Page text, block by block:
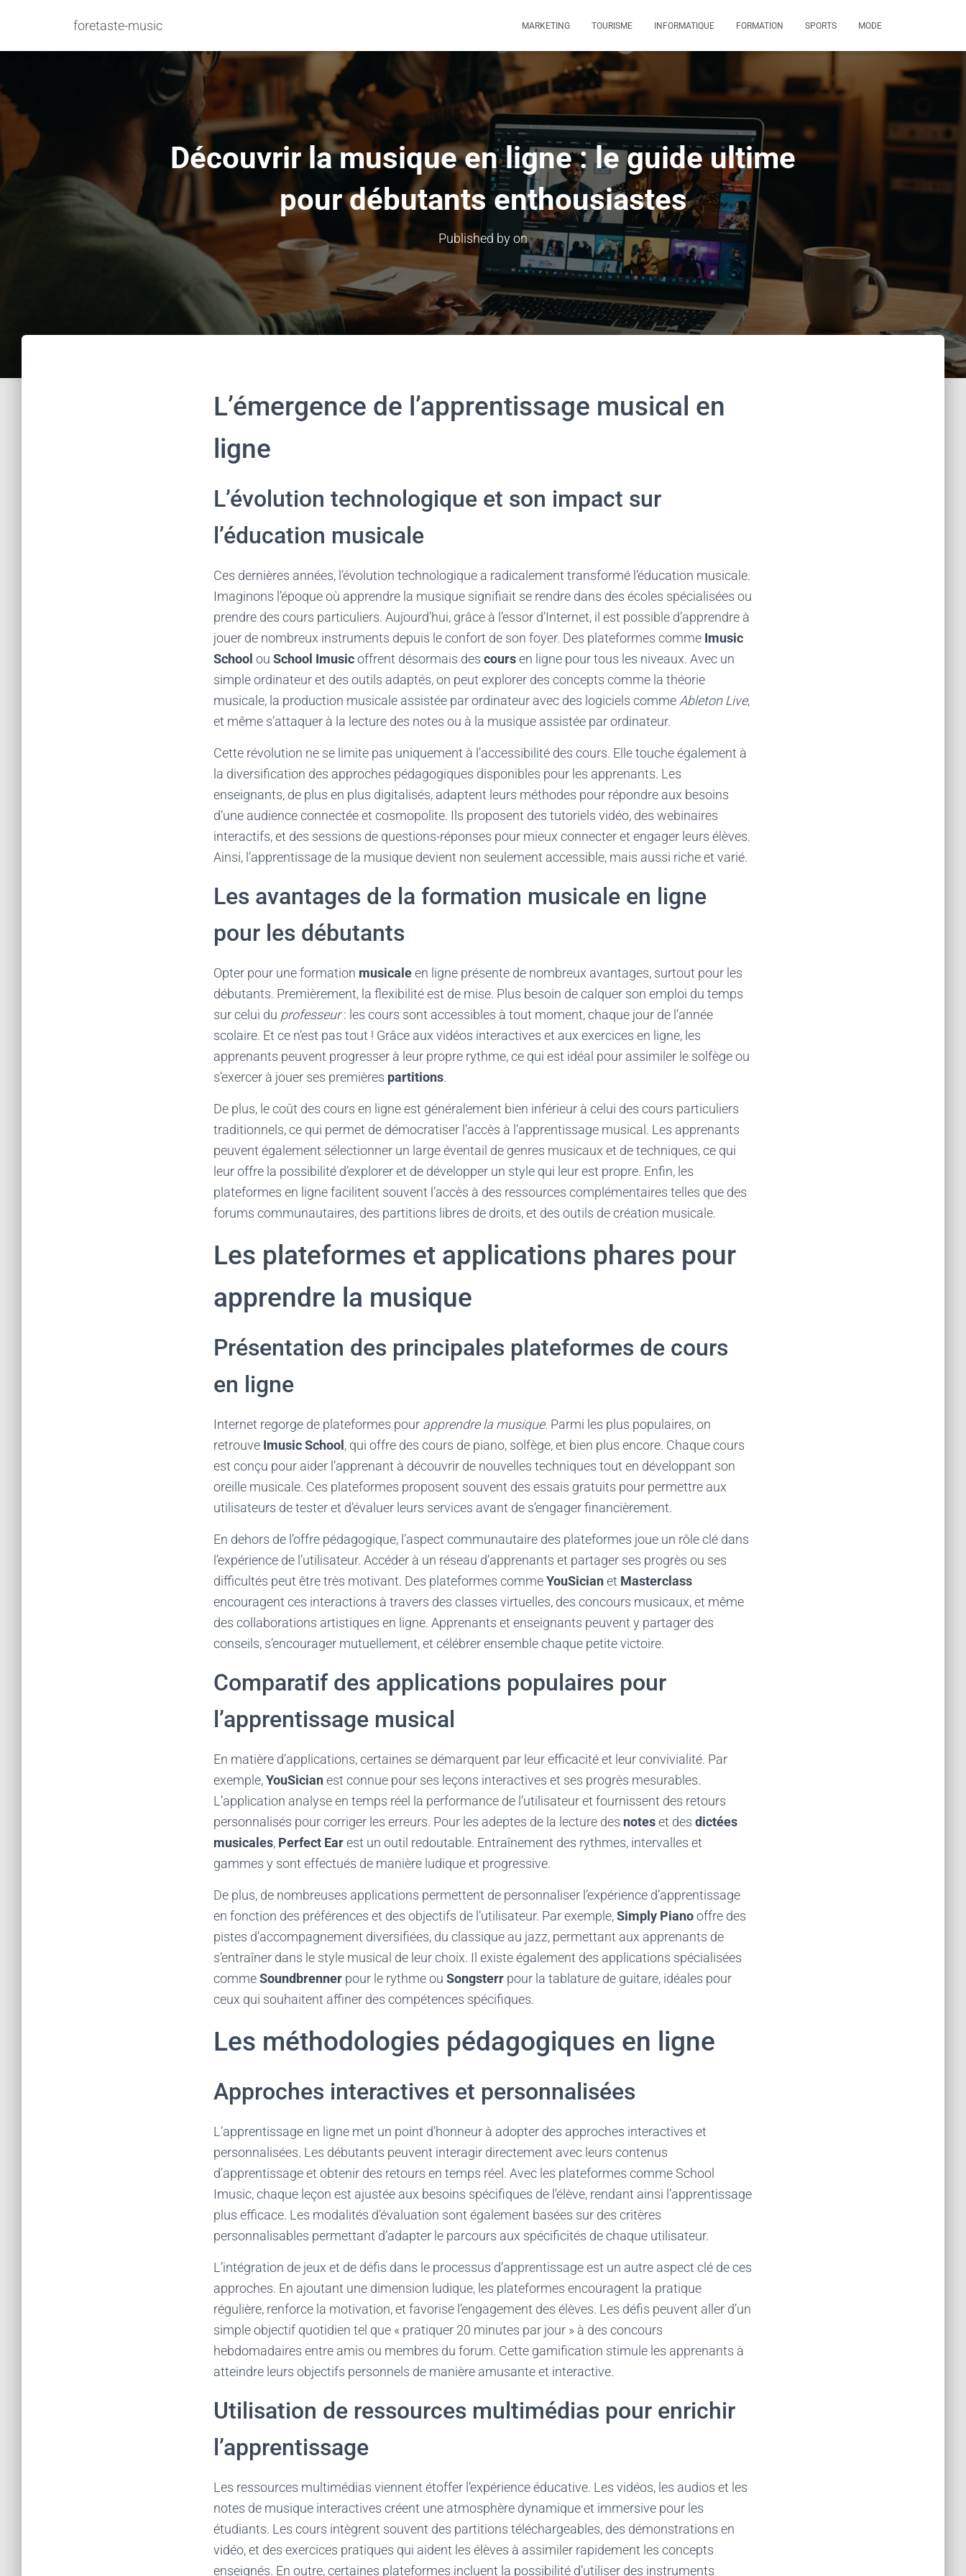
foretaste-music MARKETING TOURISME INFORMATIQUE FORMATION SPORTS MODE
Découvrir la musique en ligne : le guide ultime
pour débutants enthousiastes
Published byon
L’émergence de l’apprentissage musical en
ligne
L’évolution technologique et son impact sur
l’éducation musicale
Ces dernières années, l’évolution technologique a radicalement transformé l’éducation musicale.
Imaginons l’époque où apprendre la musique signifiait se rendre dans des écoles spécialisées ou
prendre des cours particuliers. Aujourd’hui, grâce à l’essor d’Internet, il est possible d’apprendre à
jouer de nombreux instruments depuis le confort de son foyer. Des plateformes comme Imusic
School ou School Imusicoffrent désormais des coursen ligne pour tous les niveaux. Avec un
simple ordinateur et des outils adaptés, on peut explorer des concepts comme la théorie
musicale, la production musicale assistée par ordinateur avec des logiciels comme Ableton Live,
et même s’attaquer à la lecture des notes ou à la musique assistée par ordinateur.
Cette révolution ne se limite pas uniquement à l’accessibilité des cours. Elle touche également à
la diversification des approches pédagogiques disponibles pour les apprenants. Les
enseignants, de plus en plus digitalisés, adaptent leurs méthodes pour répondre aux besoins
d’une audience connectée et cosmopolite. Ils proposent des tutoriels vidéo, des webinaires
interactifs, et des sessions de questions-réponses pour mieux connecter et engager leurs élèves.
Ainsi, l’apprentissage de la musique devient non seulement accessible, mais aussi riche et varié.
Les avantages de la formation musicale en ligne
pour les débutants
Opter pour une formation musicaleen ligne présente de nombreux avantages, surtout pour les
débutants. Premièrement, la flexibilité est de mise. Plus besoin de calquer son emploi du temps
sur celui du professeur: les cours sont accessibles à tout moment, chaque jour de l’année
scolaire. Et ce n’est pas tout ! Grâce aux vidéos interactives et aux exercices en ligne, les
apprenants peuvent progresser à leur propre rythme, ce qui est idéal pour assimiler le solfège ou
s’exercer à jouer ses premières partitions.
De plus, le coût des cours en ligne est généralement bien inférieur à celui des cours particuliers
traditionnels, ce qui permet de démocratiser l’accès à l’apprentissage musical. Les apprenants
peuvent également sélectionner un large éventail de genres musicaux et de techniques, ce qui
leur offre la possibilité d’explorer et de développer un style qui leur est propre. Enfin, les
plateformes en ligne facilitent souvent l’accès à des ressources complémentaires telles que des
forums communautaires, des partitions libres de droits, et des outils de création musicale.
Les plateformes et applications phares pour
apprendre la musique
Présentation des principales plateformes de cours
en ligne
Internet regorge de plateformes pour apprendre la musique. Parmi les plus populaires, on
retrouve Imusic School , qui offre des cours de piano, solfège, et bien plus encore. Chaque cours
est conçu pour aider l’apprenant à découvrir de nouvelles techniques tout en développant son
oreille musicale. Ces plateformes proposent souvent des essais gratuits pour permettre aux
utilisateurs de tester et d’évaluer leurs services avant de s’engager financièrement.
En dehors de l’offre pédagogique, l’aspect communautaire des plateformes joue un rôle clé dans
l’expérience de l’utilisateur. Accéder à un réseau d’apprenants et partager ses progrès ou ses
difficultés peut être très motivant. Des plateformes commeYouSicianet Masterclass
encouragent ces interactions à travers des classes virtuelles, des concours musicaux, et même
des collaborations artistiques en ligne. Apprenants et enseignants peuvent y partager des
conseils, s’encourager mutuellement, et célébrer ensemble chaque petite victoire.
Comparatif des applications populaires pour
l’apprentissage musical
En matière d’applications, certaines se démarquent par leur efficacité et leur convivialité. Par
exemple,YouSicianest connue pour ses leçons interactives et ses progrès mesurables.
L’application analyse en temps réel la performance de l’utilisateur et fournissent des retours
personnalisés pour corriger les erreurs. Pour les adeptes de la lecture des noteset des dictées
musicales, Perfect Earest un outil redoutable. Entraînement des rythmes, intervalles et
gammes y sont effectués de manière ludique et progressive.
De plus, de nombreuses applications permettent de personnaliser l’expérience d’apprentissage
en fonction des préférences et des objectifs de l’utilisateur. Par exemple,Simply Pianooffre des
pistes d’accompagnement diversifiées, du classique au jazz, permettant aux apprenants de
s’entraîner dans le style musical de leur choix. Il existe également des applications spécialisées
commeSoundbrenner pour le rythme ou Songsterr pour la tablature de guitare, idéales pour
ceux qui souhaitent affiner des compétences spécifiques.
Les méthodologies pédagogiques en ligne
Approches interactives et personnalisées
L’apprentissage en ligne met un point d’honneur à adopter des approches interactives et
personnalisées. Les débutants peuvent interagir directement avec leurs contenus
d’apprentissage et obtenir des retours en temps réel. Avec les plateformes comme School
Imusic, chaque leçon est ajustée aux besoins spécifiques de l’élève, rendant ainsi l’apprentissage
plus efficace. Les modalités d’évaluation sont également basées sur des critères
personnalisables permettant d’adapter le parcours aux spécificités de chaque utilisateur.
L’intégration de jeux et de défis dans le processus d’apprentissage est un autre aspect clé de ces
approches. En ajoutant une dimension ludique, les plateformes encouragent la pratique
régulière, renforce la motivation, et favorise l’engagement des élèves. Les défis peuvent aller d’un
simple objectif quotidien tel que « pratiquer 20 minutes par jour » à des concours
hebdomadaires entre amis ou membres du forum. Cette gamification stimule les apprenants à
atteindre leurs objectifs personnels de manière amusante et interactive.
Utilisation de ressources multimédias pour enrichir
l’apprentissage
Les ressources multimédias viennent étoffer l’expérience éducative. Les vidéos, les audios et les
notes de musique interactives créent une atmosphère dynamique et immersive pour les
étudiants. Les cours intègrent souvent des partitions téléchargeables, des démonstrations en
vidéo, et des exercices pratiques qui aident les élèves à assimiler rapidement les concepts
enseignés. En outre, certaines plateformes incluent la possibilité d’utiliser des instruments